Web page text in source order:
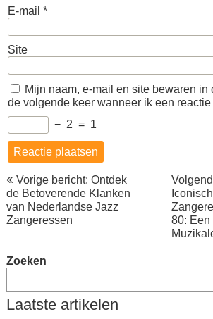
E-mail *
Site
Mijn naam, e-mail en site bewaren in
de volgende keer wanneer ik een reactie
− 2 = 1
Berichtnavigatie
Vorige bericht: Ontdek
de Betoverende Klanken
van Nederlandse Jazz
Zangeressen
80: Een
Zoeken
Laatste artikelen